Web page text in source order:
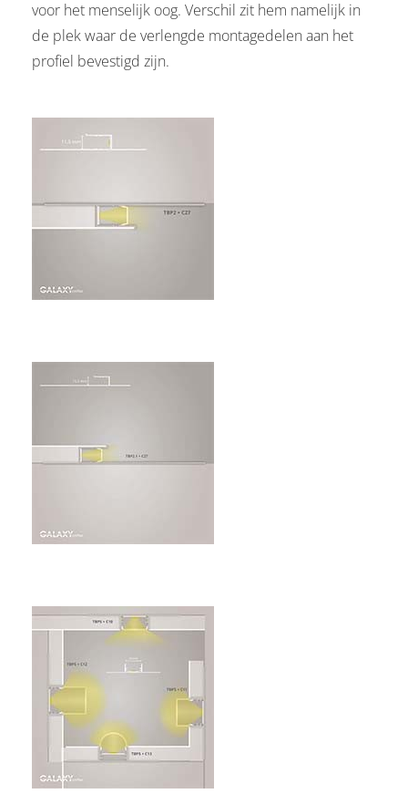
voor het menselijk oog. Verschil zit hem namelijk in
de plek waar de verlengde montagedelen aan het
profiel bevestigd zijn.